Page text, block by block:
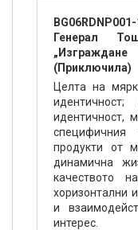
Генерал
(Приключила)
Целта на
идентичност,
специфичния
продукти от
динамична
качеството
хоризонтални
и
интерес.